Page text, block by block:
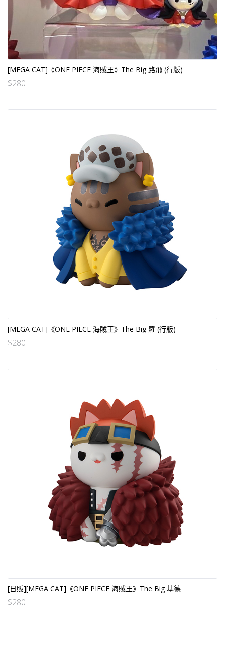
[MEGA CAT]《ONE PIECE 海賊王》The Big 路飛 (行版)
$280
[MEGA CAT]《ONE PIECE 海賊王》The Big 羅 (行版)
$280
[日販][MEGA CAT]《ONE PIECE 海賊王》The Big 基德
$280